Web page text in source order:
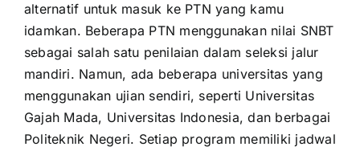
alternatif untuk masuk ke PTN yang kamu
idamkan. Beberapa PTN menggunakan nilai SNBT
sebagai salah satu penilaian dalam seleksi jalur
mandiri. Namun, ada beberapa universitas yang
menggunakan ujian sendiri, seperti Universitas
Gajah Mada, Universitas Indonesia, dan berbagai
Politeknik Negeri. Setiap program memiliki jadwal